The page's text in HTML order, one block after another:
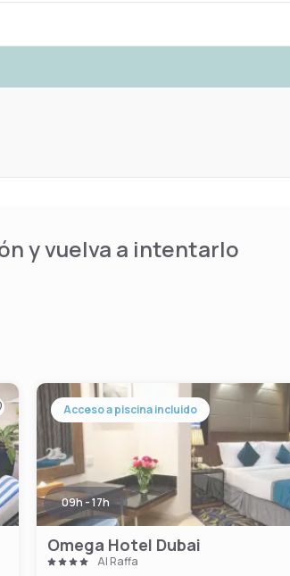
y vuelva a intentarlo
Acceso a piscina incluido
09h - 17h
Omega Hotel Dubai
Al Raffa